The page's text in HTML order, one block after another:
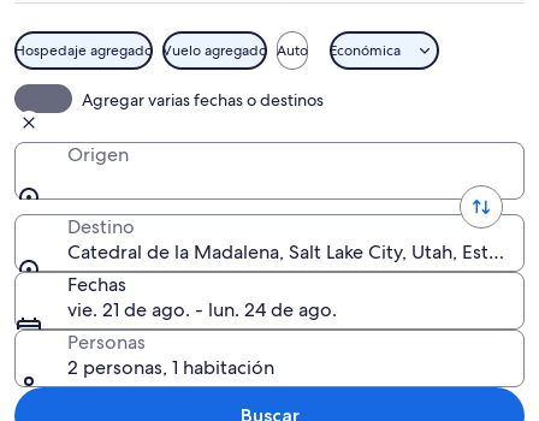
Hospedaje agregado Vuelo agregado Auto Económica
Agregar varias fechas o destinos
Origen
Destino
Catedral de la Madalena, Salt Lake City, Utah, Estados
Fechas
vie. 21 de ago. - lun. 24 de ago.
Personas
2 personas, 1 habitación
Buscar